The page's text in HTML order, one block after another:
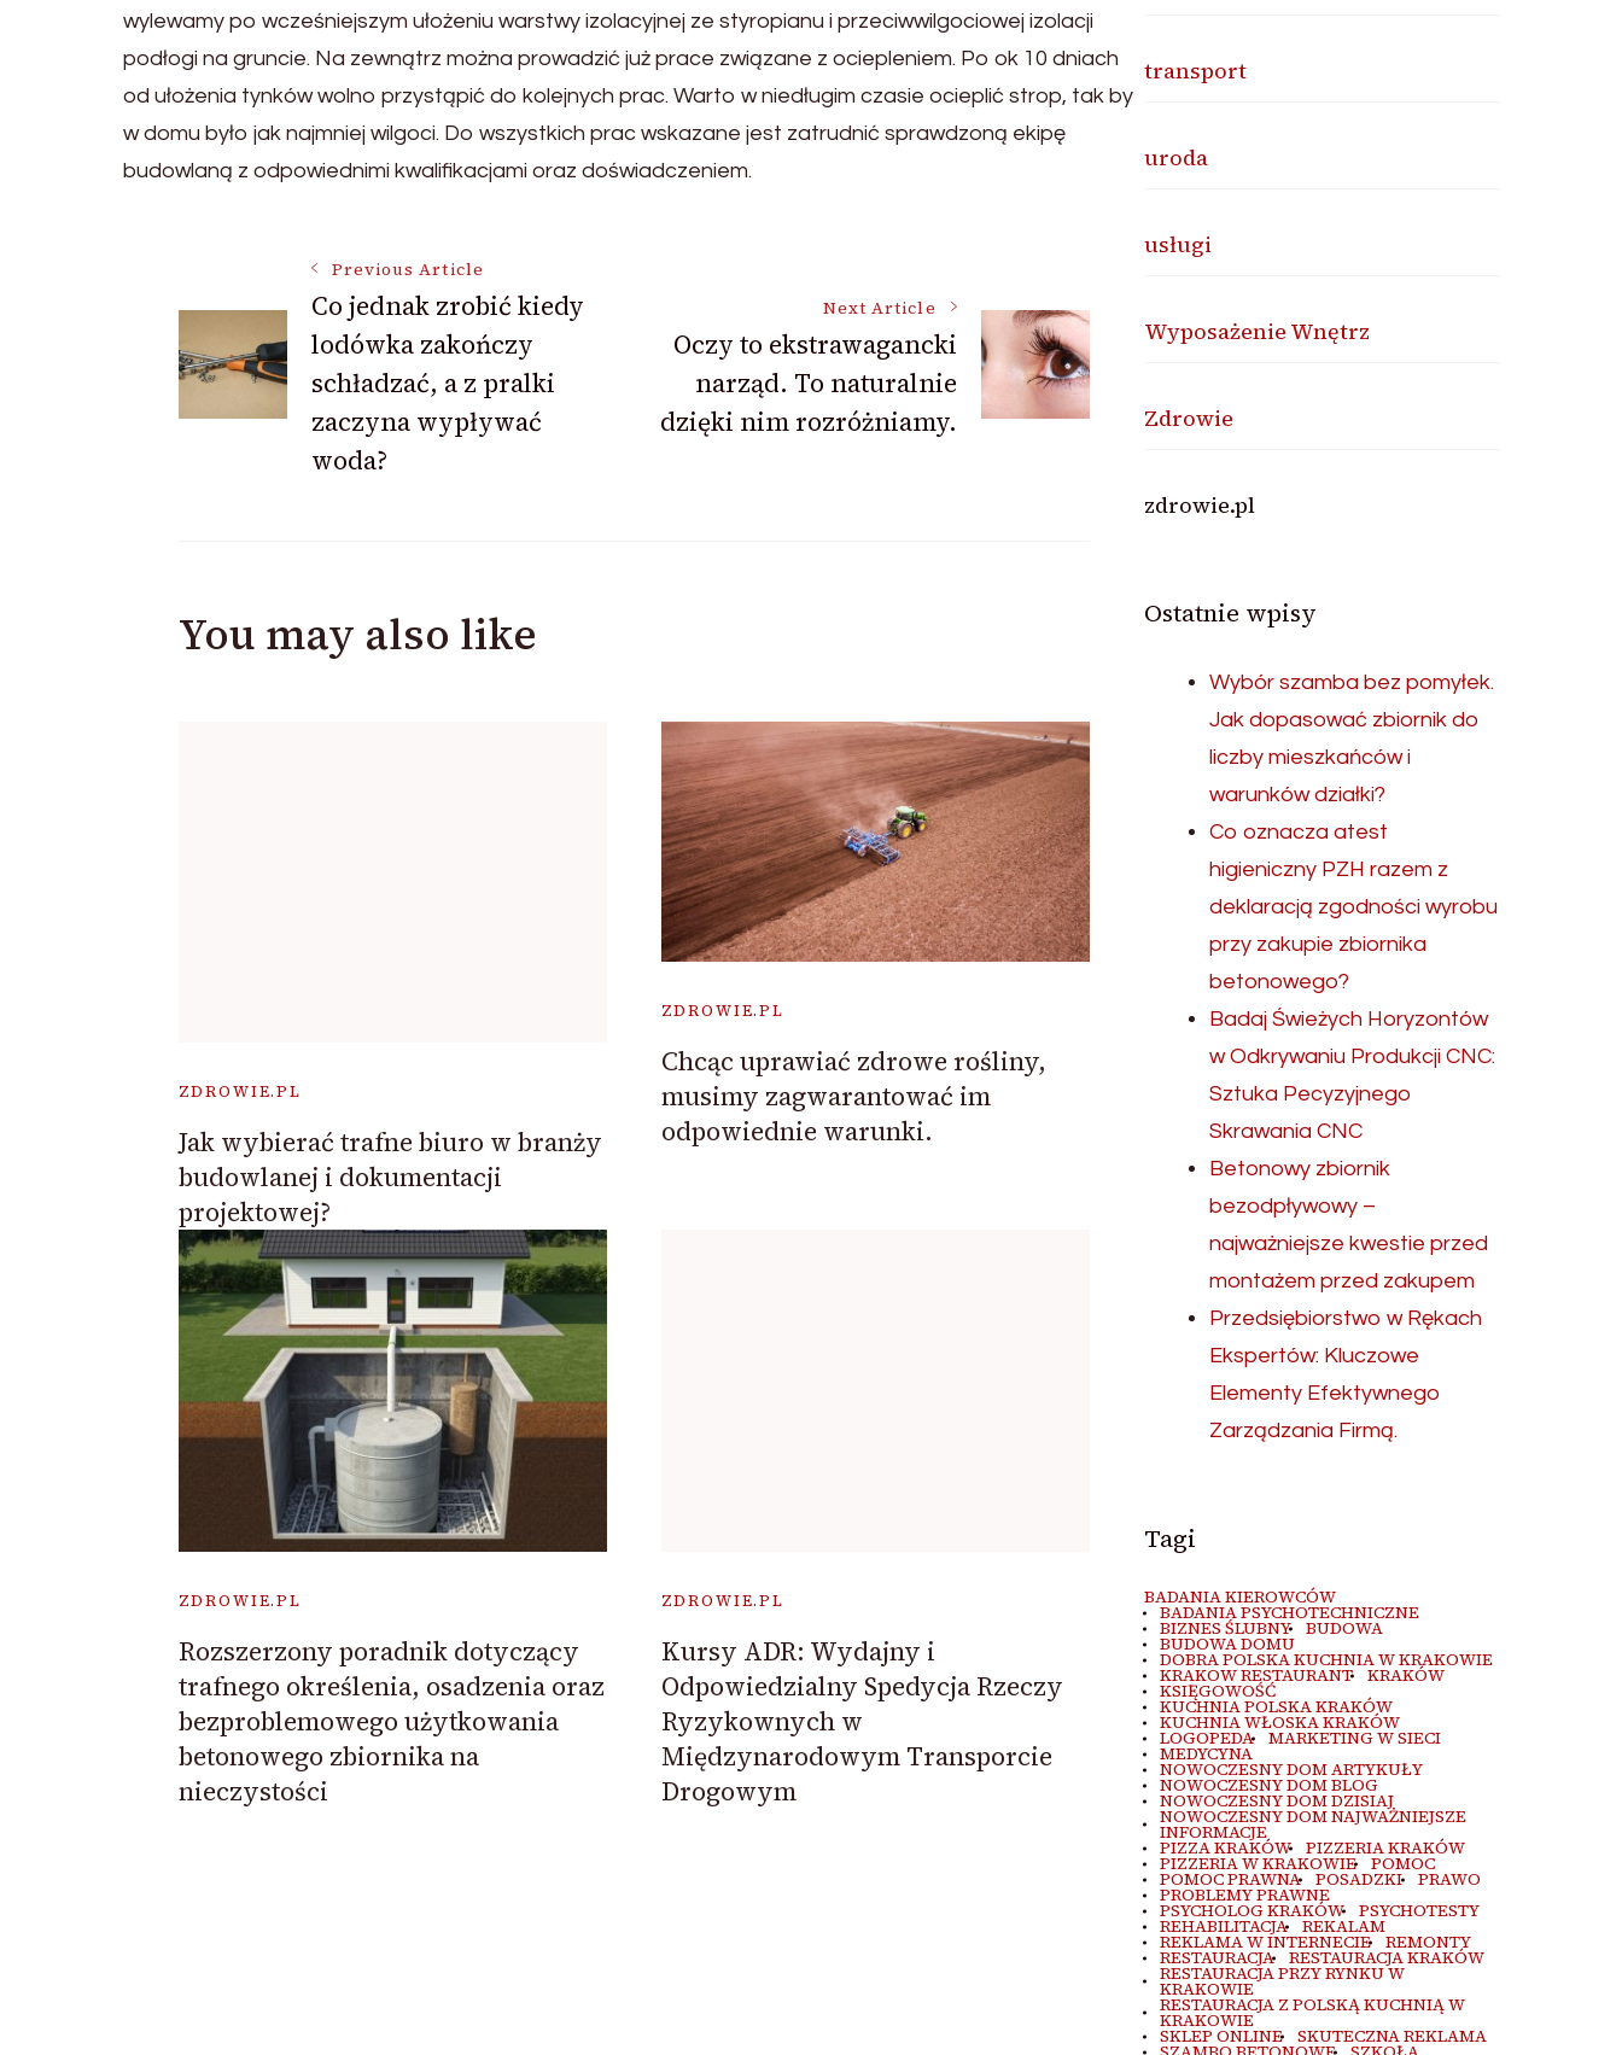
wylewamy po wcześniejszym ułożeniu warstwy izolacyjnej ze styropianu i przeciwwilgociowej izolacji
podłogi na gruncie. Na zewnątrz można prowadzić już prace związane z ociepleniem. Po ok 10 dniach
od ułożenia tynków wolno przystąpić do kolejnych prac. Warto w niedługim czasie ocieplić strop, tak by
w domu było jak najmniej wilgoci. Do wszystkich prac wskazane jest zatrudnić sprawdzoną ekipę
budowlaną z odpowiednimi kwalifikacjami oraz doświadczeniem.
Navigation
Previous Article
Co jednak zrobić kiedy
lodówka zakończy
schładzać, a z pralki
zaczyna wypływać
woda?
Next Article
Oczy to ekstrawagancki
narząd. To naturalnie
dzięki nim rozróżniamy.
You may also like
ZDROWIE.PL
Jak wybierać trafne biuro w branży
budowlanej i dokumentacji
projektowej?
ZDROWIE.PL
Chcąc uprawiać zdrowe rośliny,
musimy zagwarantować im
odpowiednie warunki.
ZDROWIE.PL
Rozszerzony poradnik dotyczący
trafnego określenia, osadzenia oraz
bezproblemowego użytkowania
betonowego zbiornika na
nieczystości
ZDROWIE.PL
Kursy ADR: Wydajny i
Odpowiedzialny Spedycja Rzeczy
Ryzykownych w
Międzynarodowym Transporcie
Drogowym
transport
uroda
usługi
Wyposażenie Wnętrz
Zdrowie
zdrowie.pl
Ostatnie wpisy
Wybór szamba bez pomyłek.
Jak dopasować zbiornik do
liczby mieszkańców i
warunków działki?
Co oznacza atest
higieniczny PZH razem z
deklaracją zgodności wyrobu
przy zakupie zbiornika
betonowego?
Badaj Świeżych Horyzontów
w Odkrywaniu Produkcji CNC:
Sztuka Pecyzyjnego
Skrawania CNC
Betonowy zbiornik
bezodpływowy –
najważniejsze kwestie przed
montażem przed zakupem
Przedsiębiorstwo w Rękach
Ekspertów: Kluczowe
Elementy Efektywnego
Zarządzania Firmą.
Tagi
BADANIA KIEROWCÓW
BADANIA PSYCHOTECHNICZNE
BIZNES ŚLUBNY BUDOWA
BUDOWA DOMU
DOBRA POLSKA KUCHNIA W KRAKOWIE
KRAKOW RESTAURANT KRAKÓW
KSIĘGOWOŚĆ
KUCHNIA POLSKA KRAKÓW
KUCHNIA WŁOSKA KRAKÓW
LOGOPEDA MARKETING W SIECI
MEDYCYNA
NOWOCZESNY DOM ARTYKUŁY
NOWOCZESNY DOM BLOG
NOWOCZESNY DOM DZISIAJ
NOWOCZESNY DOM NAJWAŻNIEJSZE
INFORMACJE
PIZZA KRAKÓW PIZZERIA KRAKÓW
PIZZERIA W KRAKOWIE POMOC
POMOC PRAWNA POSADZKI PRAWO
PROBLEMY PRAWNE
PSYCHOLOG KRAKÓW PSYCHOTESTY
REHABILITACJA REKALAM
REKLAMA W INTERNECIE REMONTY
RESTAURACJA RESTAURACJA KRAKÓW
RESTAURACJA PRZY RYNKU W
KRAKOWIE
RESTAURACJA Z POLSKĄ KUCHNIĄ W
KRAKOWIE
SKLEP ONLINE SKUTECZNA REKLAMA